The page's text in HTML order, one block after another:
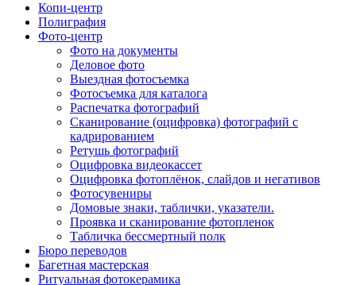
Копи-центр
Полиграфия
Фото-центр
Фото на документы
Деловое фото
Выездная фотосъемка
Фотосъемка для каталога
Распечатка фотографий
Сканирование (оцифровка) фотографий с
кадрированием
Ретушь фотографий
Оцифровка видеокассет
Оцифровка фотоплёнок, слайдов и негативов
Фотосувениры
Домовые знаки, таблички, указатели.
Проявка и сканирование фотопленок
Табличка бессмертный полк
Бюро переводов
Багетная мастерская
Ритуальная фотокерамика